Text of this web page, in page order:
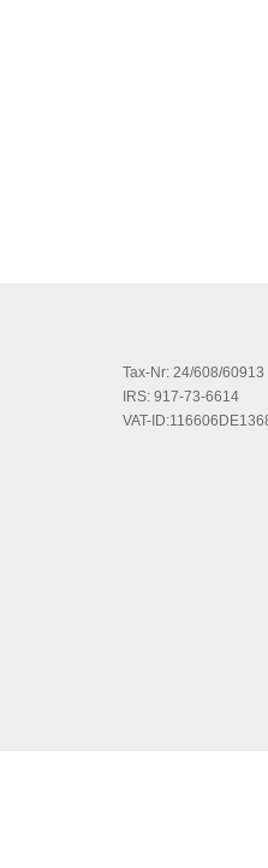
Tax-Nr: 24/608/60913
IRS: 917-73-6614
VAT-